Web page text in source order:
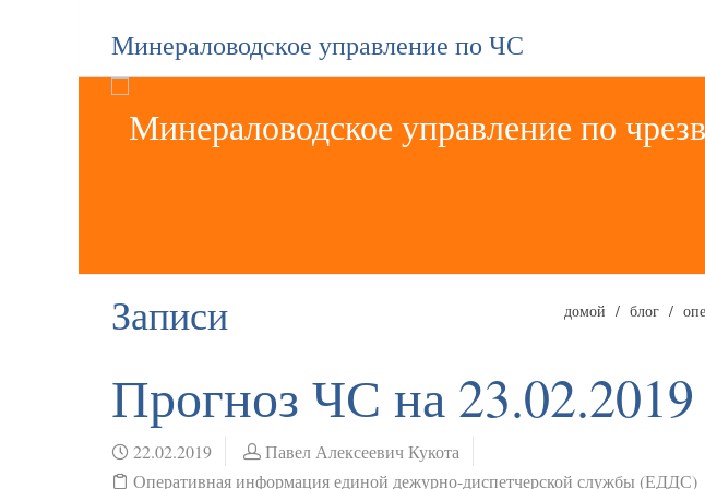
Минераловодское управление по ЧС
Записи домой блог
Прогноз ЧС на 23.02.2019
22.02.2019
Павел Алексеевич Кукота
Оперативная информация единой дежурно-диспетчерской службы (ЕДДС)